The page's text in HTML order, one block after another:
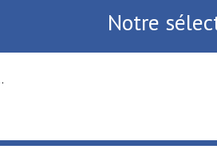
Notre
...